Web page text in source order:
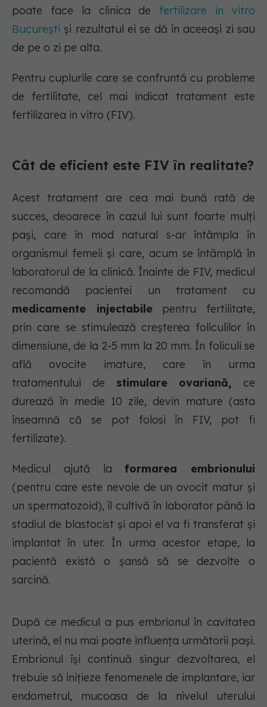
poate face la clinica de fertilizare in vitro
București și rezultatul ei se dă în aceeași zi sau
de pe o zi pe alta.
Pentru cuplurile care se confruntă cu probleme
de fertilitate, cel mai indicat tratament este
fertilizarea in vitro (FIV).
Cât de eficient este FIV în realitate?
Acest tratament are cea mai bună rată de
succes, deoarece în cazul lui sunt foarte mulți
pași, care în mod natural s-ar întâmpla în
organismul femeii și care, acum se întâmplă în
laboratorul de la clinică. Înainte de FIV, medicul
recomandă pacientei un tratament cu
medicamente injectabilepentru fertilitate,
prin care se stimulează creșterea foliculilor în
dimensiune, de la 2-5 mm la 20 mm. În foliculi se
află ovocite imature, care în urma
tratamentului de stimulare ovariană, ce
durează în medie 10 zile, devin mature (asta
înseamnă că se pot folosi în FIV, pot fi
fertilizate).
Medicul ajută laformarea embrionului
(pentru care este nevoie de un ovocit matur și
un spermatozoid), îl cultivă în laborator până la
stadiul de blastocist și apoi el va fi transferat și
implantat în uter. În urma acestor etape, la
pacientă există o șansă să se dezvolte o
sarcină.
După ce medicul a pus embrionul în cavitatea
uterină, el nu mai poate influența următorii pași.
Embrionul își continuă singur dezvoltarea, el
trebuie să inițieze fenomenele de implantare, iar
endometrul, mucoasa de la nivelul uterului